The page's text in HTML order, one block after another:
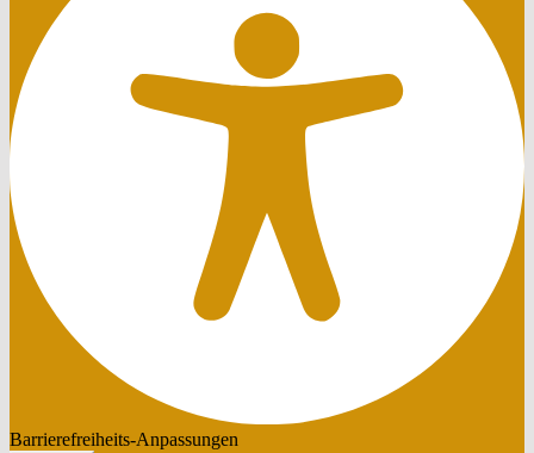
Barrierefreiheits-Anpassungen